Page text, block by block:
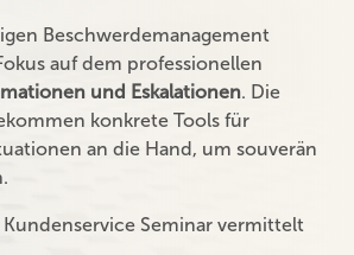
Beschwerdemanagement
auf dem professionellen
und Eskalationen. Die
konkrete Tools für
an die Hand, um souverän
Kundenservice Seminar vermittelt